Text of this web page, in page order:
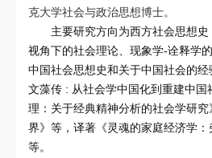
克大学社会与政治思想博士。
主要研究方向为西方社会思想
视角下的社会理论、现象学-诠释学
中国社会思想史和关于中国社会的
文藻传 : 从社会学中国化到重建中国
理：关于经典精神分析的社会学研
界》等，译著《灵魂的家庭经济学：
等。